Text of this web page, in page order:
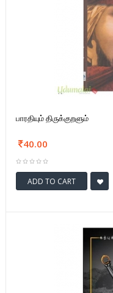
பாரதியும் திருக்குறளும்
40.00
ADD TO CART